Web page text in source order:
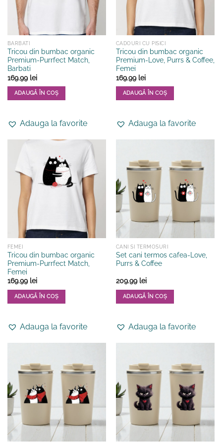
pagina
produsului.
pagina
produsului.
BARBATI
Tricou din bumbac organic
Premium-Purrfect Match,
Barbati
169.99 lei
ADAUGĂ ÎN COȘ
are
Opțiunile
alese
pagina
produsului.
Adauga la favorite
CADOURI CU PISICI
Tricou din bumbac organic
Premium-Love, Purrs & Coffee,
Femei
169.99 lei
ADAUGĂ ÎN COȘ
are
Opțiunile
pot
fi
alese
în
pagina
produsului.
Adauga la favorite
FEMEI
Tricou din bumbac organic
Premium-Purrfect Match,
Femei
169.99 lei
ADAUGĂ ÎN COȘ
are
Opțiunile
pot
fi
alese
în
pagina
produsului.
Adauga la favorite
CANI SI TERMOSURI
Set cani termos cafea-Love,
Purrs & Coffee
209.99 lei
ADAUGĂ ÎN COȘ
Adauga la favorite